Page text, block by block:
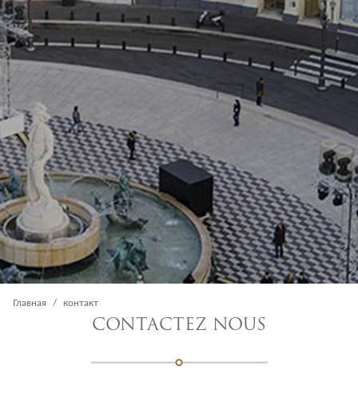
Главная контакт
CONTACTEZ NOUS